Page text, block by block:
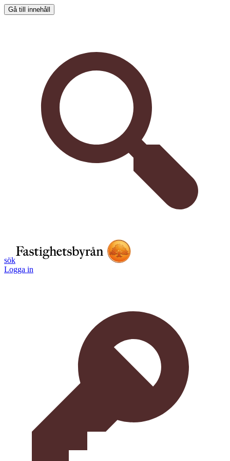
Gå till innehåll
sök
Logga in